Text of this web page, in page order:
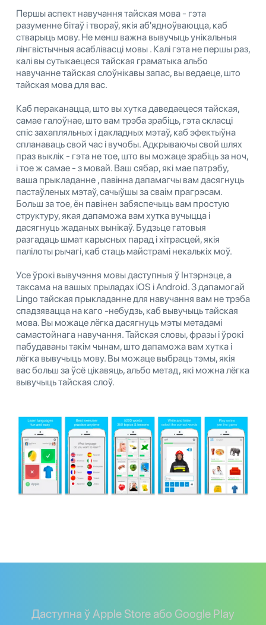
Першы аспект навучання тайская мова - гэта
разуменне бітаў і твораў, якія аб'ядноўваюцца, каб
стварыць мову. Не менш важна вывучыць унікальныя
лінгвістычныя асаблівасці мовы . Калі гэта не першы раз,
калі вы сутыкаецеся тайская граматыка альбо
навучанне тайская слоўнікавы запас, вы ведаеце, што
тайская мова для вас.
Каб пераканацца, што вы хутка даведаецеся тайская,
самае галоўнае, што вам трэба зрабіць, гэта скласці
спіс захапляльных і дакладных мэтаў, каб эфектыўна
спланаваць свой час і вучобы. Адкрываючы свой шлях
праз выклік - гэта не тое, што вы можаце зрабіць за ноч,
і тое ж самае - з мовай. Ваш сябар, які мае патрэбу,
ваша прыкладанне , павінна дапамагчы вам дасягнуць
пастаўленых мэтаў, сачыўшы за сваім прагрэсам.
Больш за тое, ён павінен забяспечыць вам простую
структуру, якая дапаможа вам хутка вучыцца і
дасягнуць жаданых вынікаў. Будзьце гатовыя
разгадаць шмат карысных парад і хітрасцей, якія
палілоты рычагі, каб стаць майстрамі некалькіх моў.
Усе ўрокі вывучэння мовы даступныя ў Інтэрнэце, а
таксама на вашых прыладах iOS і Android. З дапамогай
Lingo тайская прыкладанне для навучання вам не трэба
спадзявацца на каго -небудзь, каб вывучыць тайская
мова. Вы можаце лёгка дасягнуць мэты метадамі
самастойнага навучання. Тайская словы, фразы і ўрокі
пабудаваны такім чынам, што дапаможа вам хутка і
лёгка вывучыць мову. Вы можаце выбраць тэмы, якія
вас больш за ўсё цікавяць, альбо метад, які можна лёгка
вывучыць тайская слоў.
Даступна ў Apple Store або Google Play